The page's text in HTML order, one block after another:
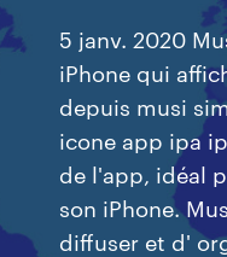
5 janv. 2020
iPhone qui
depuis musi
icone app ipa
de l'app, idéal
son iPhone.
diffuser et d'